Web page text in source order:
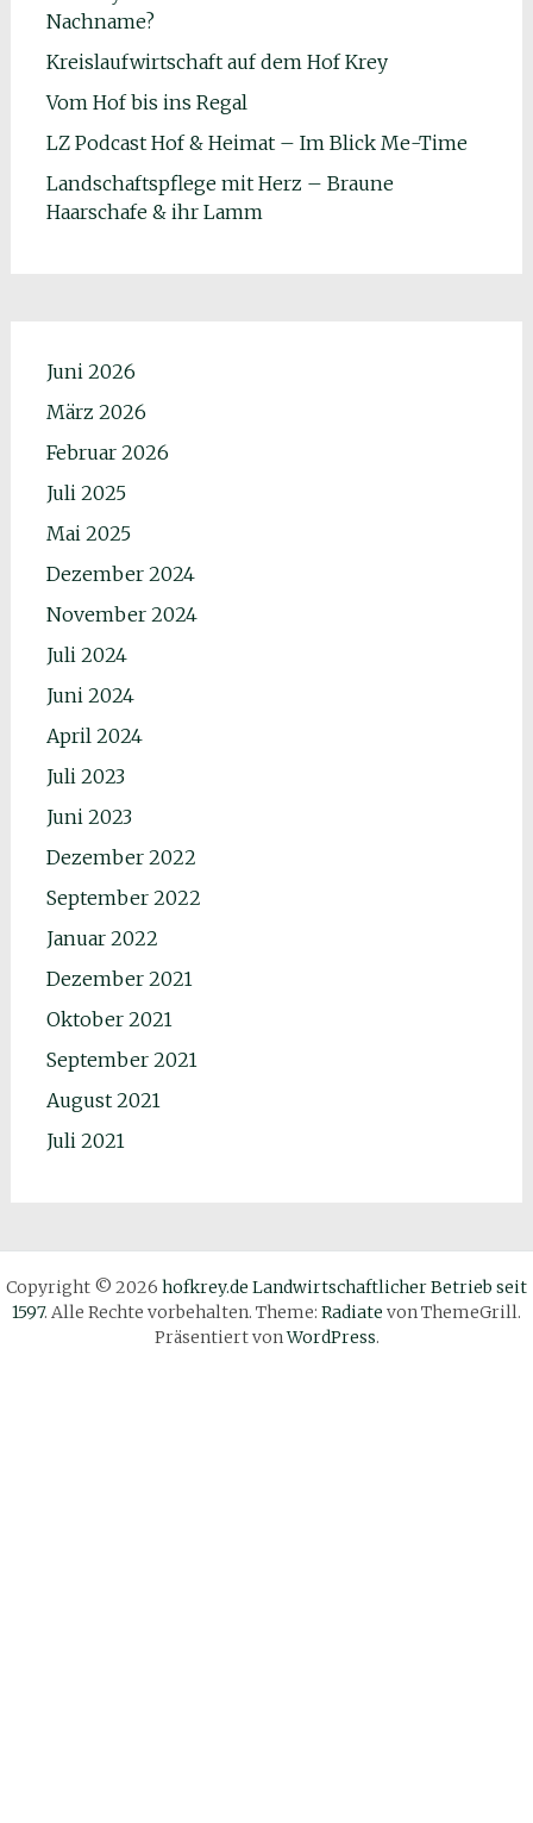
Nachname?
Kreislaufwirtschaft auf dem Hof Krey
Vom Hof bis ins Regal
LZ Podcast Hof & Heimat – Im Blick Me-Time
Landschaftspflege mit Herz – Braune
Haarschafe & ihr Lamm
Juni 2026
März 2026
Februar 2026
Juli 2025
Mai 2025
Dezember 2024
November 2024
Juli 2024
Juni 2024
April 2024
Juli 2023
Juni 2023
Dezember 2022
September 2022
Januar 2022
Dezember 2021
Oktober 2021
September 2021
August 2021
Juli 2021
Copyright © 2026 hofkrey.de Landwirtschaftlicher Betrieb seit
1597. Alle Rechte vorbehalten. Theme: Radiate von ThemeGrill.
Präsentiert vonWordPress.